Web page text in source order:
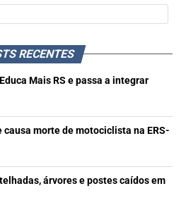
RECENTES
Mais RS e passa a integrar
morte de motociclista na ERS-
árvores e postes caídos em